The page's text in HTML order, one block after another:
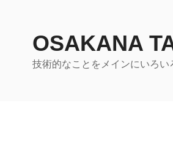
OSAKANA
技術的なことをメインにいろい